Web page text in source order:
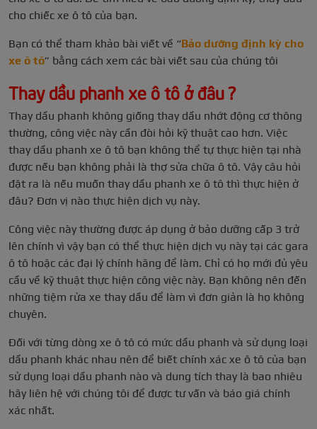
cho chiếc xe ô tô của bạn.
Bạn có thể tham khảo bài viết về “Bảo dưỡng định kỳ cho
xe ô tô” bằng cách xem các bài viết sau của chúng tôi
Thay dầu phanh xe ô tô ở đâu ?
Thay dầu phanh không giống thay dầu nhớt động cơ thông
thường, công việc này cần đòi hỏi kỹ thuật cao hơn. Việc
thay dầu phanh xe ô tô bạn không thể tự thực hiện tại nhà
được nếu bạn không phải là thợ sửa chữa ô tô. Vậy câu hỏi
đặt ra là nếu muốn thay dầu phanh xe ô tô thì thực hiện ở
đâu? Đơn vị nào thực hiện dịch vụ này.
Công việc này thường được áp dụng ở bảo dưỡng cấp 3 trở
lên chính vì vậy bạn có thể thực hiện dịch vụ này tại các gara
ô tô hoặc các đại lý chính hãng để làm. Chỉ có họ mới đủ yêu
cầu về kỹ thuật thực hiện công việc này. Bạn không nên đến
những tiệm rửa xe thay dầu để làm vì đơn giản là họ không
chuyên.
Đối với từng dòng xe ô tô có mức dầu phanh và sử dụng loại
dầu phanh khác nhau nên để biết chính xác xe ô tô của bạn
sử dụng loại dầu phanh nào và dung tích thay là bao nhiêu
hãy liên hệ với chúng tôi để được tư vấn và báo giá chính
xác nhất.